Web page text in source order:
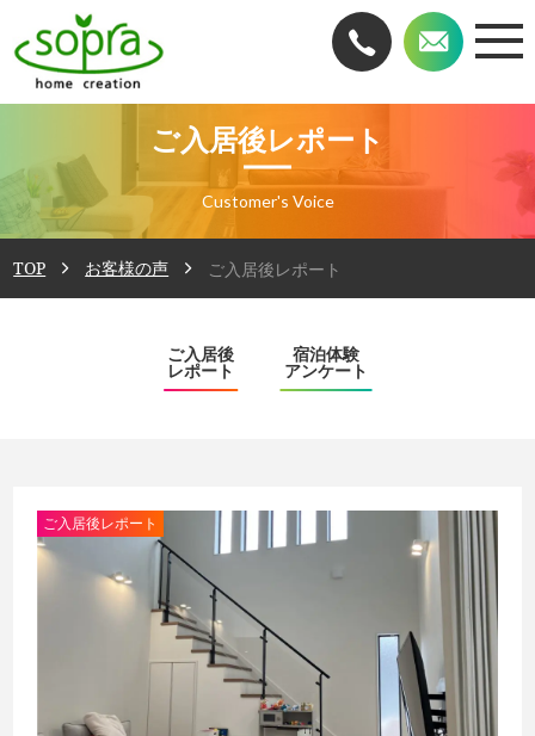
ご入居後レポート
Customer's Voice
TOP お客様の声 ご入居後レポート
ご入居後
レポート
宿泊体験
アンケート
ご入居後レポート